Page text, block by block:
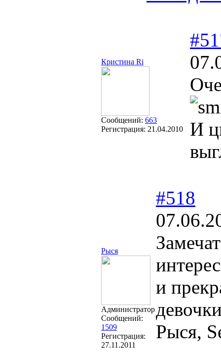
Кристина Ri
Сообщений: 663
Регистрация: 21.04.2010
И
Рыся
Администратор
Сообщений:
1509
Регистрация:
27.11.2011
#518
и
Рыся,